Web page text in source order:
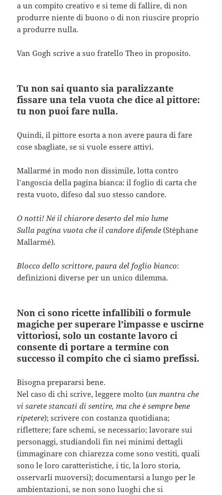
a un compito creativo e si teme di fallire, di non
produrre niente di buono o di non riuscire proprio
a produrre nulla.
Van Gogh scrive a suo fratello Theo in proposito.
Tu non sai quanto sia paralizzante
fissare una tela vuota che dice al pittore:
tu non puoi fare nulla.
Quindi, il pittore esorta a non avere paura di fare
cose sbagliate, se si vuole essere attivi.
Mallarmé in modo non dissimile, lotta contro
l’angoscia della pagina bianca: il foglio di carta che
resta vuoto, difeso dal suo stesso candore.
O notti! Né il chiarore deserto del mio lume
Sulla pagina vuota che il candore difende (Stéphane
Mallarmé).
Blocco dello scrittore,paura del foglio bianco:
definizioni diverse per un unico dilemma.
Non ci sono ricette infallibili o formule
magiche per superare l’impasse e uscirne
vittoriosi, solo un costante lavoro ci
consente di portare a termine con
successo il compito che ci siamo prefissi.
Bisogna prepararsi bene.
Nel caso di chi scrive, leggere molto (un mantra che
vi sarete stancati di sentire, ma che è sempre bene
ripetere); scrivere con costanza quotidiana;
riflettere; fare schemi, se necessario; lavorare sui
personaggi, studiandoli fin nei minimi dettagli
(immaginare con chiarezza come sono vestiti, quali
sono le loro caratteristiche, i tic, la loro storia,
osservarli muoversi); documentarsi a lungo per le
ambientazioni, se non sono luoghi che si